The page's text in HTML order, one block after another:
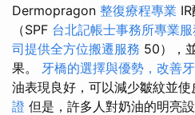
Dermopragon 整復療程專業
（SPF 台北記帳士事務所專業服
司提供全方位搬遷服務 50），
果。 牙橋的選擇與優勢，改善
油表現良好，可以減少皺紋並使
證 但是，許多人對奶油的明亮